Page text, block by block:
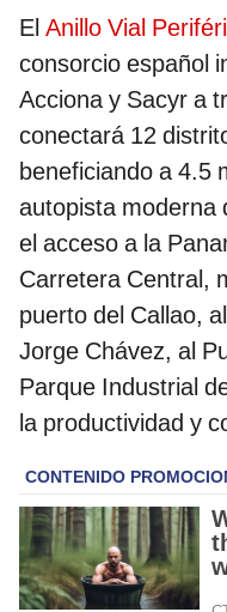
El Anillo Vial
consorcio español
Acciona y Sacyr a
conectará 12
beneficiando a 4.5
autopista moderna
el acceso a la
Carretera Central,
puerto del Callao,
Jorge Chávez, al
Parque Industrial
la productividad y